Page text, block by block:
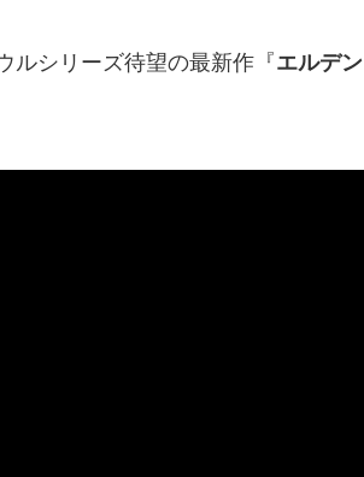
ルシリーズ待望の最新作『エルデン